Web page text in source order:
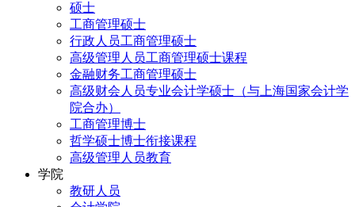
硕士
工商管理硕士
行政人员工商管理硕士
高级管理人员工商管理硕士课程
金融财务工商管理硕士
高级财会人员专业会计学硕士（与上海国家会计学
院合办）
工商管理博士
哲学硕士博士衔接课程
高级管理人员教育
学院
教研人员